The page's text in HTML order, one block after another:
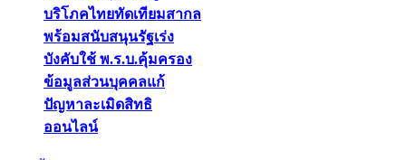
บริโภคไทยทัดเทียมสากล
พร้อมสนับสนุนรัฐเร่ง
บังคับใช้ พ.ร.บ.คุ้มครอง
ข้อมูลส่วนบุคคลแก้
ปัญหาละเมิดสิทธิ
ออนไลน์